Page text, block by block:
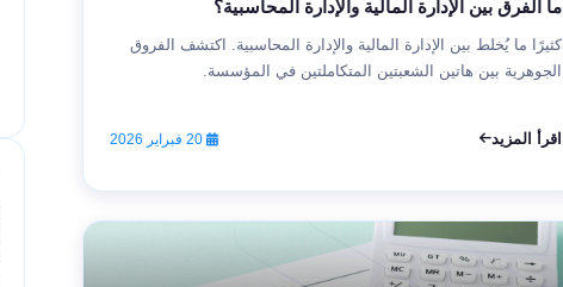
ما الفرق بين الإدارة المالية والإدارة المحاسبية؟
كثيرًا ما يُخلط بين الإدارة المالية والإدارة المحاسبية. اكتشف الفروق
الجوهرية بين هاتين الشعبتين المتكاملتين في المؤسسة.
اقرأ المزيد